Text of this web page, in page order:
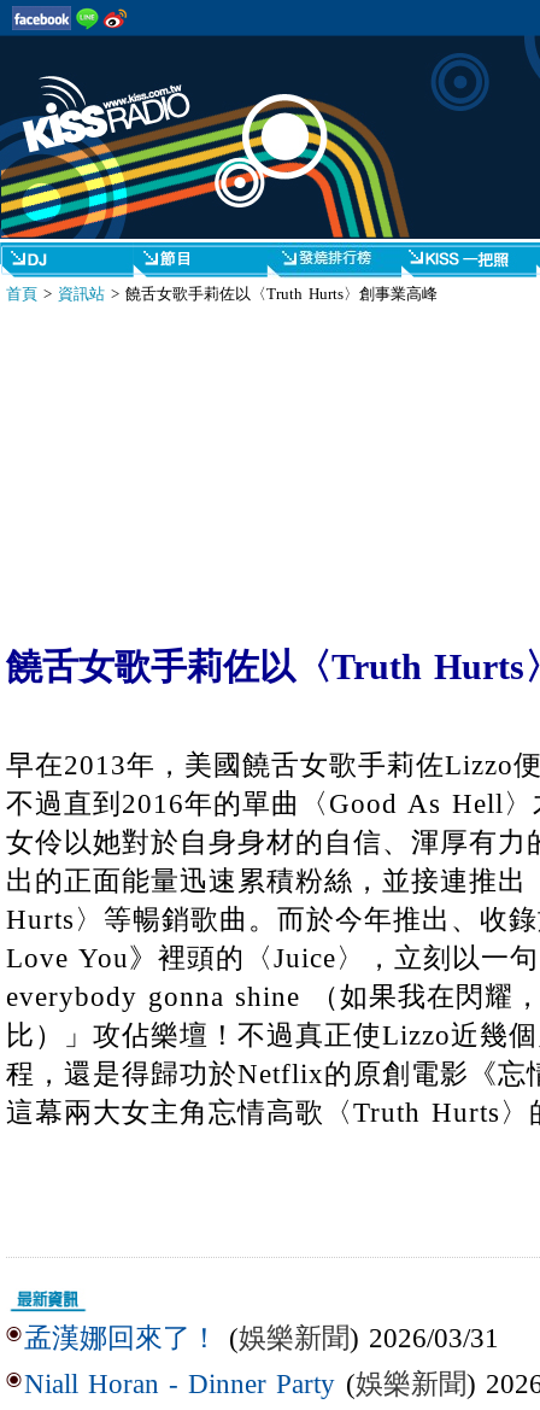
首頁 > 資訊站 > 饒舌女歌手莉佐以〈Truth Hurts〉創事業高峰
饒舌女歌手莉佐以〈Truth Hurts
早在2013年，美國饒舌女歌手莉佐Lizzo
不過直到2016年的單曲〈Good As Hell
女伶以她對於自身身材的自信、渾厚有力
出的正面能量迅速累積粉絲，並接連推出
Hurts〉等暢銷歌曲。而於今年推出、收
Love You》裡頭的〈Juice〉，立刻以一
everybody gonna shine （如果我在閃耀
比）」攻佔樂壇！不過真正使Lizzo近幾
程，還是得歸功於Netflix的原創電影《忘
這幕兩大女主角忘情高歌〈Truth Hurts〉
孟漢娜回來了！ (娛樂新聞) 2026/03/31
Niall Horan - Dinner Party (娛樂新聞)